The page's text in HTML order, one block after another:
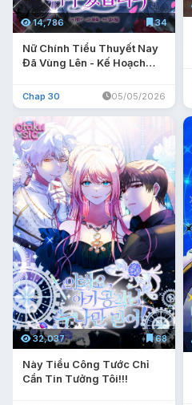
14,786 34
Nữ Chính Tiểu Thuyết Nay
Đã Vùng Lên - Kế Hoạch
Thư
Chap 30 05/05/2026
32,037 68
Này Tiểu Công Tước Chỉ
Cần Tin Tưởng Tôi!!!